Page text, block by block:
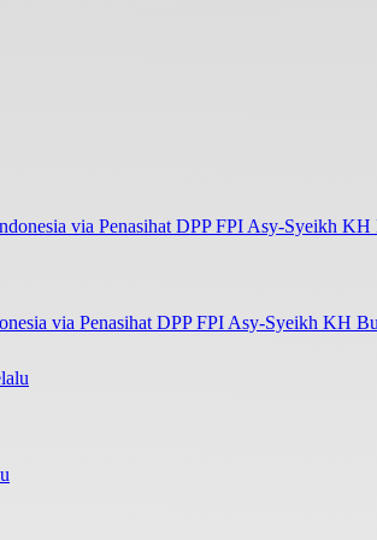
via Penasihat DPP FPI Asy-Syeikh KH